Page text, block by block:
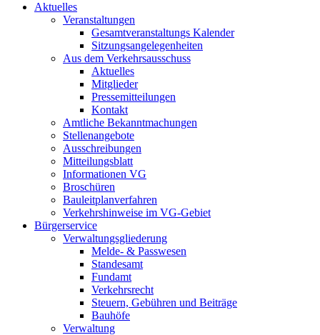
Aktuelles
Veranstaltungen
Gesamtveranstaltungs Kalender
Sitzungsangelegenheiten
Aus dem Verkehrsausschuss
Aktuelles
Mitglieder
Pressemitteilungen
Kontakt
Amtliche Bekanntmachungen
Stellenangebote
Ausschreibungen
Mitteilungsblatt
Informationen VG
Broschüren
Bauleitplanverfahren
Verkehrshinweise im VG-Gebiet
Bürgerservice
Verwaltungsgliederung
Melde- & Passwesen
Standesamt
Fundamt
Verkehrsrecht
Steuern, Gebühren und Beiträge
Bauhöfe
Verwaltung